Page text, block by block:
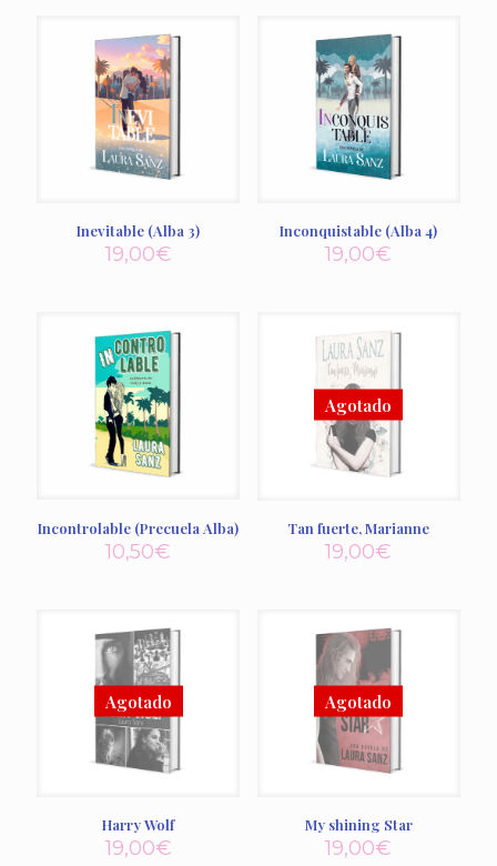
Inevitable (Alba 3)
19,00€
Inconquistable (Alba 4)
19,00€
Incontrolable (Precuela Alba)
10,50€
Tan fuerte, Marianne
19,00€
Harry Wolf
19,00€
My shining Star
19,00€